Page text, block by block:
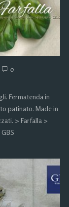
0
Fermatenda in
patinato. Made in
> Farfalla >